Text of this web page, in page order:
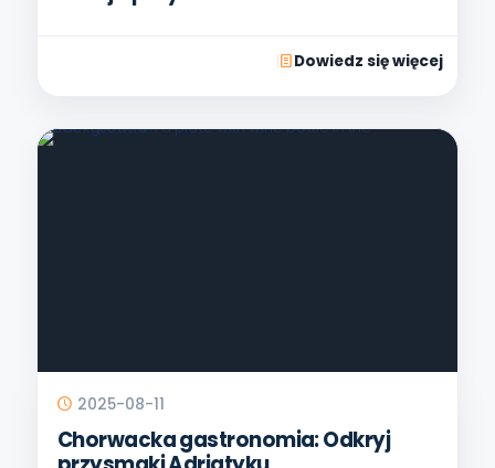
Dowiedz się więcej
2025-08-11
Chorwacka gastronomia: Odkryj